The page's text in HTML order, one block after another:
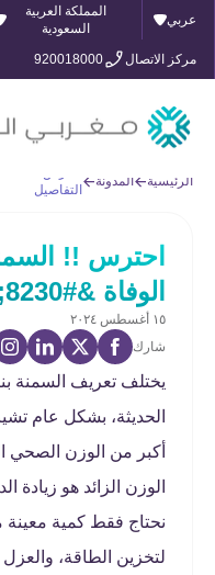
عربي
المملكة العربية
السعودية
مركز الاتصال
920018000
الرئيسية المدونة
التفاصيل
احترس !!
الوفاة &#8230; اقرأ التفاصيل
١٥ أغسطس ٢٠٢٤
شارك
يختلف تعريف السمنة
الحديثة، بشكل عام
أكبر من الوزن الصحي
الوزن الزائد هو زيادة
نحتاج فقط كمية
لتخزين الطاقة،